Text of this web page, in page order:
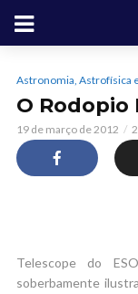
Astronomia, Astrofísica
O Rodopio
19 de março de 2012
Telescope do
soberbamente